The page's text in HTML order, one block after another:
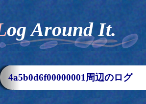
Log Around It.
4a5b0d6f00000001周辺のログ